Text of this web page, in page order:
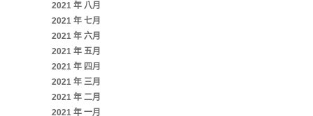
2021 年 八月
2021 年 七月
2021 年 六月
2021 年 五月
2021 年 四月
2021 年 三月
2021 年 二月
2021 年 一月